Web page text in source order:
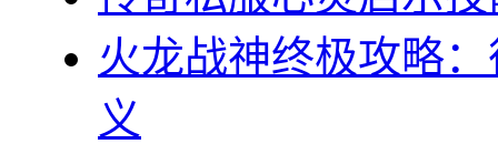
火龙战神终极攻略
义